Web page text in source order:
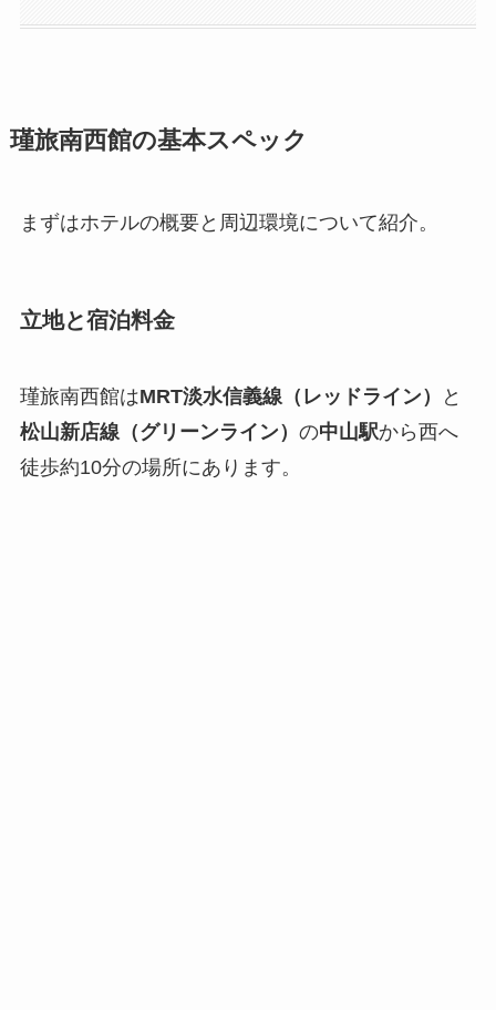
瑾旅南西館の基本スペック
まずはホテルの概要と周辺環境について紹介。
立地と宿泊料金
瑾旅南西館はMRT淡水信義線（レッドライン）
と
松山新店線（グリーンライン） の中山駅から西へ
徒歩約10分の場所にあります。